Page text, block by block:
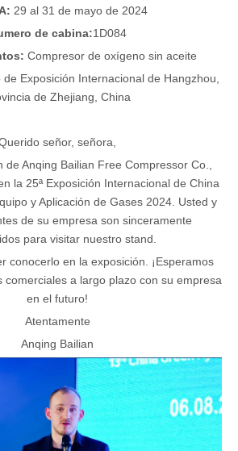
29 al 31 de mayo de 2024
de cabina:1D084
Compresor de oxígeno sin aceite
de Exposición Internacional de Hangzhou,
de Zhejiang, China
señor, señora,
de Anqing Bailian Free Compressor Co.,
la 25ª Exposición Internacional de China
y Aplicación de Gases 2024. Usted y
de su empresa son sinceramente
para visitar nuestro stand.
conocerlo en la exposición. ¡Esperamos
comerciales a largo plazo con su empresa
en el futuro!
Atentamente
Anqing Bailian